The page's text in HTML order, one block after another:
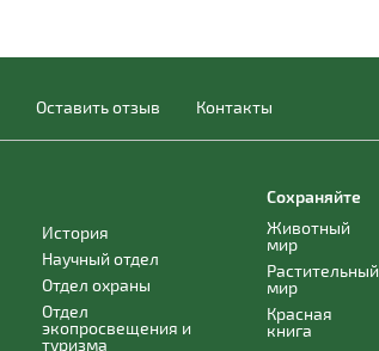
Оставить отзыв Контакты
История
Научный отдел
Отдел охраны
Отдел
экопросвещения и
туризма
Сохраняйте
Животный
мир
Растительный
мир
Красная
книга